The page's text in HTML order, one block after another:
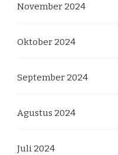
November 2024
Oktober 2024
September 2024
Agustus 2024
Juli 2024